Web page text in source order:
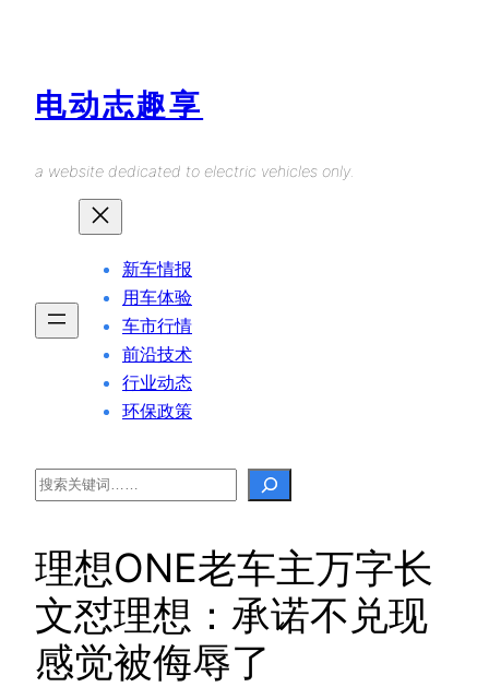
电动志趣享
a website dedicated to electric vehicles only.
新车情报
用车体验
车市行情
前沿技术
行业动态
环保政策
Search
理想ONE老车主万字长
文怼理想：承诺不兑现
感觉被侮辱了